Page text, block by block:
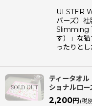
ULSTER
バーズ）
Slimming
す）」な
ったりと
ティータオ
ショナルロー
2,200円 (税